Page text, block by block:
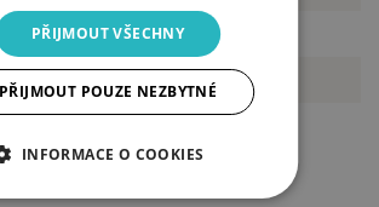
39 kusů
gumové na pěnové hmotě
PŘIJMOUT VŠECHNY
PŘIJMOUT POUZE NEZBYTNÉ
INFORMACE O COOKIES